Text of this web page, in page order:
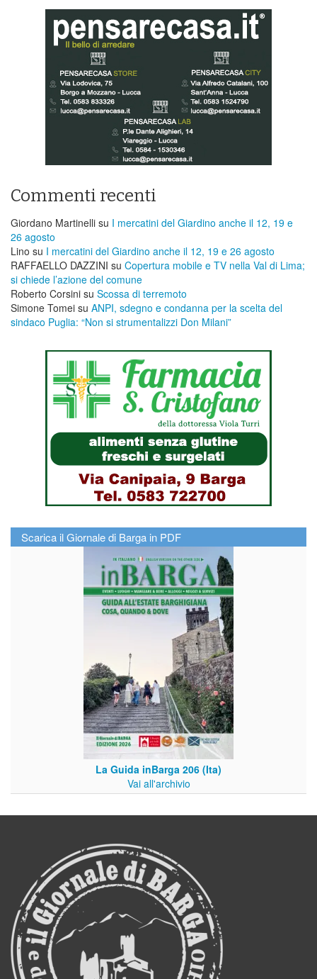
Commenti recenti
Giordano Martinelli su I mercatini del Giardino anche il 12, 19 e
26 agosto
Lino su I mercatini del Giardino anche il 12, 19 e 26 agosto
RAFFAELLO DAZZINI su ​Copertura mobile e TV nella Val di Lima;
si chiede l’azione del comune
Roberto Corsini su Scossa di terremoto
Simone Tomei su ANPI, sdegno e condanna per la scelta del
sindaco Puglia: “Non si strumentalizzi Don Milani”
Scarica il Giornale di Barga in PDF
La Guida inBarga 206 (Ita)
Vai all'archivio